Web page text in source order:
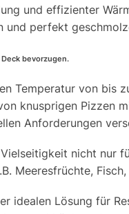
und effizienter
perfekt
bevorzugen.
Temperatur von bis
knusprigen Pizzen
Anforderungen
nicht nur
Meeresfrüchte,
idealen Lösung für